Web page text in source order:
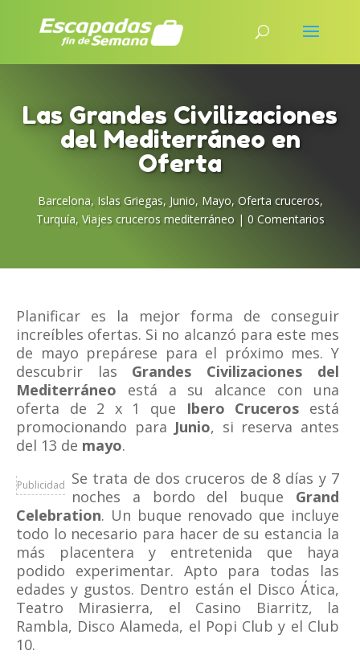
Las Grandes Civilizaciones
del Mediterráneo en
Oferta
Barcelona, Islas Griegas, Junio, Mayo, Oferta cruceros,
Turquía, Viajes cruceros mediterráneo | 0 Comentarios
Planificar es la mejor forma de conseguir
increíbles ofertas. Si no alcanzó para este mes
de mayo prepárese para el próximo mes. Y
descubrir las Grandes Civilizaciones del
Mediterráneo está a su alcance con una
oferta de 2 x 1 que Ibero Cruceros está
promocionando para Junio, si reserva antes
del 13 de mayo.
Publicidad Se trata de dos cruceros de 8 días y 7
noches a bordo del buque Grand
Celebration. Un buque renovado que incluye
todo lo necesario para hacer de su estancia la
más placentera y entretenida que haya
podido experimentar. Apto para todas las
edades y gustos. Dentro están el Disco Ática,
Teatro Mirasierra, el Casino Biarritz, la
Rambla, Disco Alameda, el Popi Club y el Club
10.